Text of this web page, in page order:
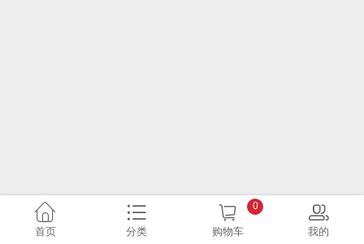
首页 分类 购物车
0
我的